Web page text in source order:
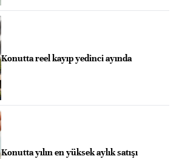
Konutta reel kayıp yedinci ayında
Konutta yılın en yüksek aylık satışı